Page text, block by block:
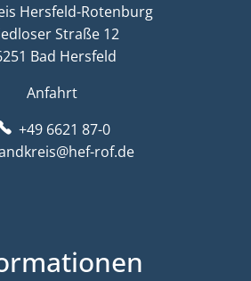
Hersfeld-Rotenburg
Straße 12
Bad Hersfeld
Anfahrt
+49 6621 87-0
rof.de